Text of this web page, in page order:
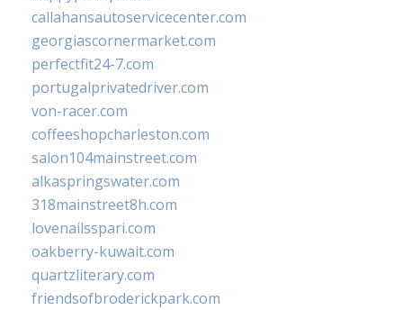
callahansautoservicecenter.com
georgiascornermarket.com
perfectfit24-7.com
portugalprivatedriver.com
von-racer.com
coffeeshopcharleston.com
salon104mainstreet.com
alkaspringswater.com
318mainstreet8h.com
lovenailsspari.com
oakberry-kuwait.com
quartzliterary.com
friendsofbroderickpark.com